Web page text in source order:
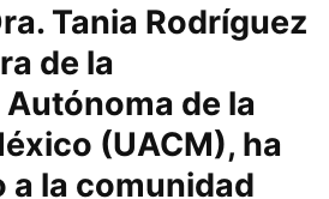
Tania Rodríguez
de la
de la
(UACM), ha
a la comunidad